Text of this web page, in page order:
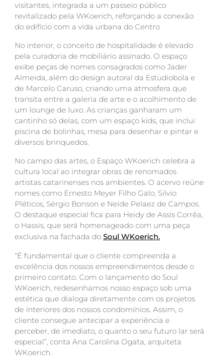
visitantes, integrada a um passeio público
revitalizado pela WKoerich, reforçando a conexão
do edifício com a vida urbana do Centro
No interior, o conceito de hospitalidade é elevado
pela curadoria de mobiliário assinado. O espaço
exibe peças de nomes consagrados como Jader
Almeida, além do design autoral da Estudiobola e
de Marcelo Caruso, criando uma atmosfera que
transita entre a galeria de arte e o acolhimento de
um lounge de luxo. As crianças ganharam um
cantinho só delas, com um espaço kids, que inclui
piscina de bolinhas, mesa para desenhar e pintar e
diversos brinquedos.
No campo das artes, o Espaço WKoerich celebra a
cultura local ao integrar obras de renomados
artistas catarinenses nos ambientes. O acervo reúne
nomes como Ernesto Meyer Filho Galo, Silvio
Pléticos, Sérgio Bonson e Neide Pelaez de Campos.
O destaque especial fica para Heidy de Assis Corrêa,
o Hassis, que será homenageado com uma peça
exclusiva na fachada do Soul WKoerich.
“É fundamental que o cliente compreenda a
excelência dos nossos empreendimentos desde o
primeiro contato. Com o lançamento do Soul
WKoerich, redesenhamos nosso espaço sob uma
estética que dialoga diretamente com os projetos
de interiores dos nossos condomínios. Assim, o
cliente consegue antecipar a experiência e
perceber, de imediato, o quanto o seu futuro lar será
especial”, conta Ana Carolina Ogata, arquiteta
WKoerich.